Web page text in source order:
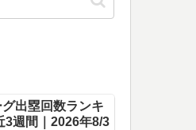
出塁回数ランキ
3週間｜2026年8/3